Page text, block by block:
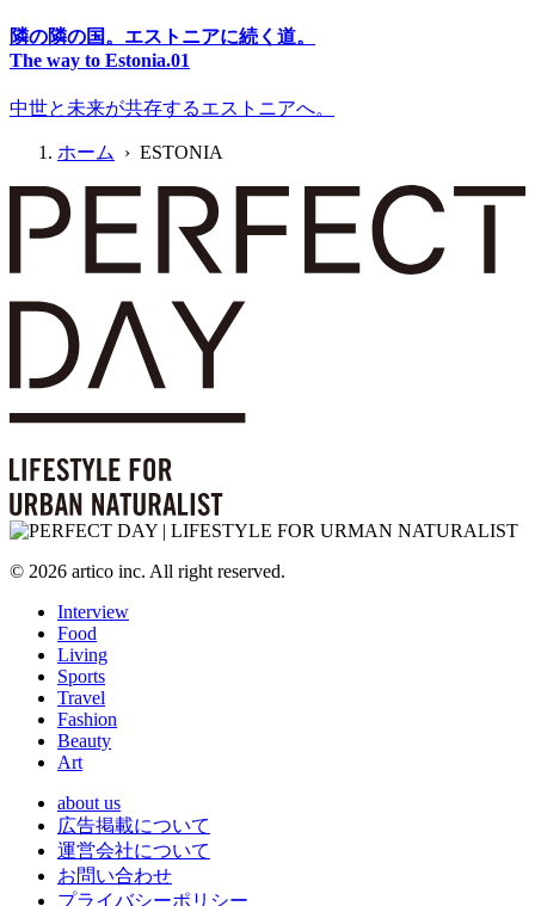
隣の隣の国。エストニアに続く道。
The way to Estonia.01
中世と未来が共存するエストニアへ。
ホーム › ESTONIA
© 2026 artico inc. All right reserved.
Interview
Food
Living
Sports
Travel
Fashion
Beauty
Art
about us
広告掲載について
運営会社について
お問い合わせ
プライバシーポリシー